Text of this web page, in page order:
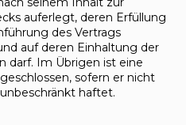
auferlegt, deren Erfüllung
des Vertrags
auf deren Einhaltung der
darf. Im Übrigen ist eine
sofern er nicht
haftet.